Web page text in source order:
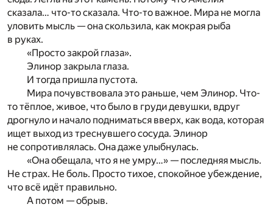
сказала… что-то сказала. Что-то важное. Мира не могла
уловить мысль — она скользила, как мокрая рыба
в руках.
«Просто закрой глаза».
Элинор закрыла глаза.
И тогда пришла пустота.
Мира почувствовала это раньше, чем Элинор. Что-
то тёплое, живое, что было в груди девушки, вдруг
дрогнуло и начало подниматься вверх, как вода, которая
ищет выход из треснувшего сосуда. Элинор
не сопротивлялась. Она даже улыбнулась.
«Она обещала, что я не умру…» — последняя мысль.
Не страх. Не боль. Просто тихое, спокойное убеждение,
что всё идёт правильно.
А потом — обрыв.